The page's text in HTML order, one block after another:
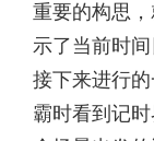
重要的构思
示了当前时间
接下来进行
霸时看到记